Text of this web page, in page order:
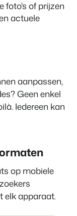
foto's of prijzen
actuele
aanpassen,
Geen enkel
Iedereen kan
op mobiele
elk apparaat.